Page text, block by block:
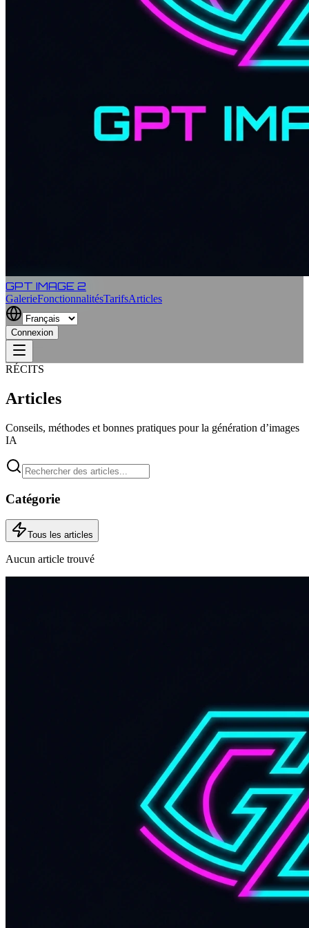
GPT IMAGE 2
GalerieFonctionnalitésTarifsArticles
Connexion
RÉCITS
Articles
Conseils, méthodes et bonnes pratiques pour la génération d’images
IA
Catégorie
Tous les articles
Aucun article trouvé